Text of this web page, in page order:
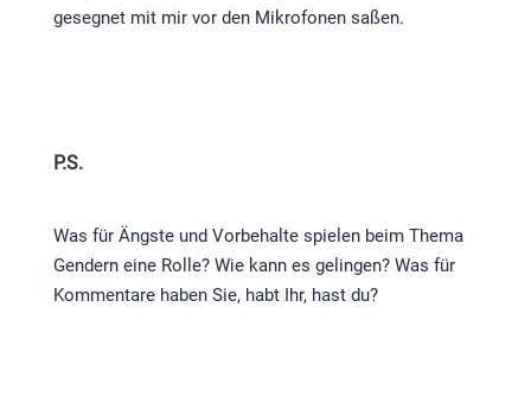
gesegnet mit mir vor den Mikrofonen saßen.
P.S.​
Was für Ängste und Vorbehalte spielen beim Thema
Gendern eine Rolle? Wie kann es gelingen? Was für
Kommentare haben Sie, habt Ihr, hast du?